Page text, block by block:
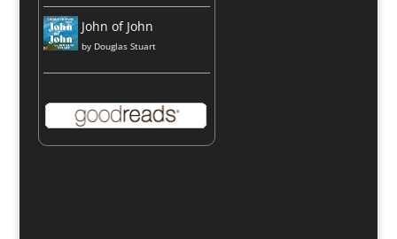
John of John
by Douglas Stuart